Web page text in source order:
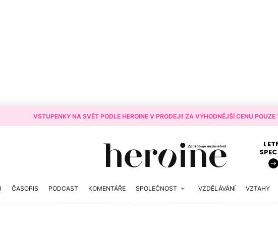
VSTUPENKY NA SVĚT PODLE HEROINE V PRODEJI! ZA VÝHODNĚJŠÍ CENU
ČASOPIS PODCAST KOMENTÁŘE SPOLEČNOST VZDĚLÁVÁNÍ VZTAHY